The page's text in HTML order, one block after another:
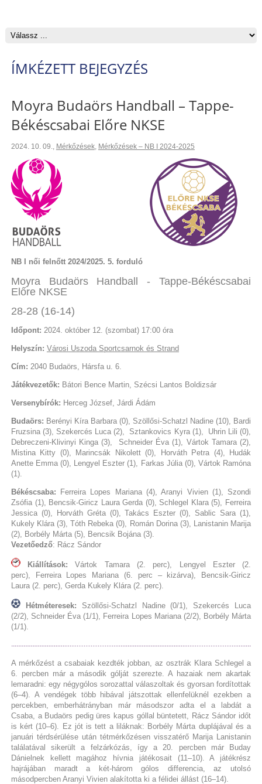
ÍMKÉZETT BEJEGYZÉS
Moyra Budaörs Handball – Tappe-
Békéscsabai Előre NKSE
2024. 10. 09., Mérkőzések, Mérkőzések – NB I 2024-2025
NB I női felnőtt 2024/2025. 5. forduló
Moyra Budaörs Handball - Tappe-Békéscsabai
Előre NKSE
28-28 (16-14)
Időpont: 2024. október 12. (szombat) 17:00 óra
Helyszín: Városi Uszoda Sportcsarnok és Strand
Cím: 2040 Budaörs, Hársfa u. 6.
Játékvezetők: Bátori Bence Martin, Szécsi Lantos Boldizsár
Versenybírók: Herceg József, Járdi Ádám
Budaörs: Berényi Kíra Barbara (0), Szöllősi-Schatzl Nadine (10), Bardi
Fruzsina (3), Szekercés Luca (2), Sztankovics Kyra (1), Uhrin Lili (0),
Debreczeni-Klivinyi Kinga (3), Schneider Éva (1), Vártok Tamara (2),
Mistina Kitty (0), Marincsák Nikolett (0), Horváth Petra (4), Hudák
Anette Emma (0), Lengyel Eszter (1), Farkas Júlia (0), Vártok Ramóna
(1).
Békéscsaba:
Ferreira Lopes Mariana (4), Aranyi Vivien (1), Szondi
Zsófia (1), Bencsik-Giricz Laura Gerda (0), Schlegel Klara (5), Ferreira
Jessica (0), Horváth Gréta (0), Takács Eszter (0), Sablic Sara (1),
Kukely Klára (3), Tóth Rebeka (0), Román Dorina (3), Lanistanin Marija
(2), Borbély Márta (5), Bencsik Bojána (3).
Vezetőedző: Rácz Sándor
Kiállítások:Vártok Tamara (2. perc), Lengyel Eszter (2.
perc), Ferreira Lopes Mariana (6. perc – kizárva), Bencsik-Giricz
Laura (2. perc), Gerda Kukely Klára (2. perc).
Hétméteresek: Szöllősi-Schatzl Nadine (0/1),
Szekercés Luca
(2/2), Schneider Éva (1/1), Ferreira Lopes Mariana (2/2), Borbély Márta
(1/1).
A mérkőzést a csabaiak kezdték jobban, az osztrák Klara Schlegel a
6. percben már a második gólját szerezte. A hazaiak nem akartak
lemaradni: egy négygólos sorozattal válaszoltak és gyorsan fordítottak
(6–4). A vendégek több hibával játszottak ellenfelüknél ezekben a
percekben, emberhátrányban már másodszor adta el a labdát a
Csaba, a Budaörs pedig üres kapus góllal büntetett, Rácz Sándor időt
is kért (10–6). Ez jót is tett a liláknak: Borbély Márta duplájával és a
januári térdsérülése után tétmérkőzésen visszatérő Marija Lanistanin
találatával sikerült a felzárkózás, így a 20. percben már Buday
Dánielnek kellett magához hívnia játékosait (11–10). A játékrész
hajrájában maradt a két-három gólos differencia, az utolsó
másodpercben Aranyi Vivien alakította ki a félidei állást (16–14).